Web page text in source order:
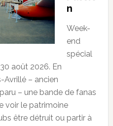
n
Week-
end
spécial
août 2026. En
Avrillé – ancien
– une bande de fanas
voir le patrimoine
être détruit ou partir à